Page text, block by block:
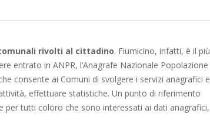
rivolti al cittadino. Fiumicino, infatti, è il più
entrato in ANPR, l’Anagrafe Nazionale Popolazione
consente ai Comuni di svolgere i servizi anagrafici e
effettuare statistiche. Un punto di riferimento
per tutti coloro che sono interessati ai dati anagrafici,